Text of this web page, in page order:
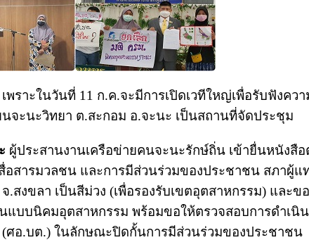
ราะในวันที่ 11 ก.ค.จะมีการเปิดเวทีใหญ่เพื่อรับฟังคว
จะนะวิทยา ต.สะกอม อ.จะนะ เป็นสถานที่จัดประชุม
ผู้ประสานงานเครือข่ายคนจะนะรักษ์ถิ่น เข้ายื่นหนังสือ
อสารมวลชน และการมีส่วนร่วมของประชาชน สภาผู้แ
.สงขลา เป็นสีม่วง (เพื่อรองรับเขตอุตสาหกรรม) และข
แบบนิคมอุตสาหกรรม พร้อมขอให้ตรวจสอบการดำเนิ
ศอ.บต.) ในลักษณะปิดกั้นการมีส่วนร่วมของประชาชน